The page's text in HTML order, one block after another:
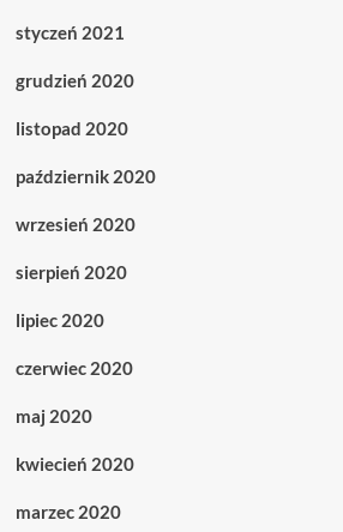
styczeń 2021
grudzień 2020
listopad 2020
październik 2020
wrzesień 2020
sierpień 2020
lipiec 2020
czerwiec 2020
maj 2020
kwiecień 2020
marzec 2020